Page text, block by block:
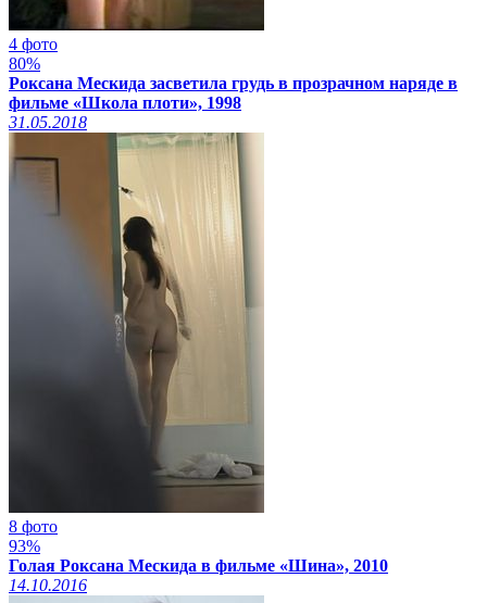
4 фото
80%
Роксана Мескида засветила грудь в прозрачном наряде в
фильме «Школа плоти», 1998
31.05.2018
8 фото
93%
Голая Роксана Мескида в фильме «Шина», 2010
14.10.2016